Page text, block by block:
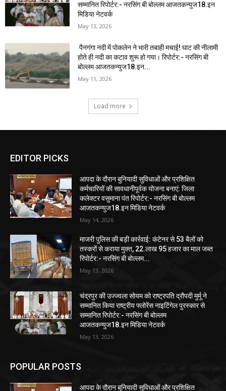
सम्मानित रिपोर्टर:- नरसिंग बी बोल्लम आजतकन्युज18.इन
मिडिया नेटवर्क
May 13, 2026
पैनगंगा नदी में पोकलेन ने भारी तबाही मचाई! घाट की नीलामी
होते ही नदी का कटाव शुरू हो गया। रिपोर्टर:- नरसिंग बी
बोल्लम आजतकन्युज18.इन...
May 11, 2026
Load more
EDITOR PICKS
आपदा के दौरान बुनियादी सुविधाओं और प्रशिक्षित
कर्मचारियों की सावधानीपूर्वक योजना बनाएं: जिला
कलेक्टर वसुमाना पंत रिपोर्टर:- नरसिंग बी बोल्लम
आजतकन्युज18.इन मिडिया नेटवर्क
May 14, 2026
माजरी पुलिस की बड़ी कार्रवाई: कंटेनर से 53 बैलों को
तस्करों से कराया मुक्त, 22.लाख 95 हजार का माल जब्त
रिपोर्टर:- नरसिंग बी बोल्लम...
May 13, 2026
चंद्रपुर की उज्ज्वला सोयम को राष्ट्रपति द्रौपदी मुर्मू ने
सम्मानित किया राष्ट्रीय फ्लोरेंस नाइटिंगेल पुरस्कार से
सम्मानित रिपोर्टर:- नरसिंग बी बोल्लम
आजतकन्युज18.इन मिडिया नेटवर्क
May 13, 2026
POPULAR POSTS
आपदा के दौरान बुनियादी सुविधाओं और प्रशिक्षित